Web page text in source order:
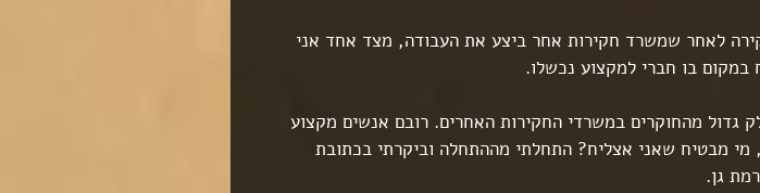
לאחר שמשרד חקירות אחר ביצע את העבודה, מצד אחד אני
במקום בו חברי למקצוע נכשלו.
גדול מהחוקרים במשרדי החקירות האחרים. רובם אנשים מקצוע
מי מבטיח שאני אצליח? התחלתי מההתחלה וביקרתי בכתובת
גן.